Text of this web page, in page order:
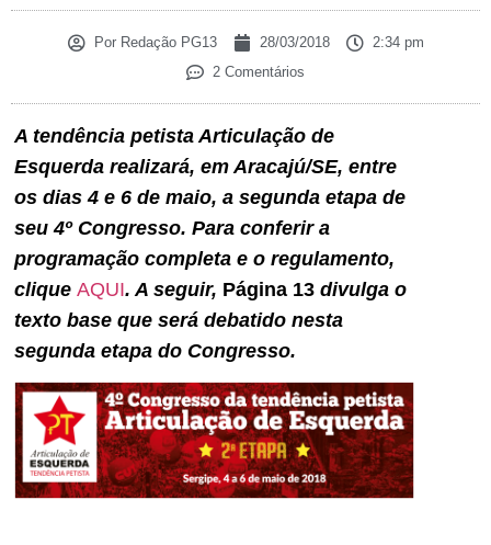
PorRedação PG13 28/03/2018
2:34 pm
2 Comentários
A tendência petista Articulação de
Esquerda realizará, em Aracajú/SE, entre
os dias 4 e 6 de maio, a segunda etapa de
seu 4º Congresso. Para conferir a
programação completa e o regulamento,
clique AQUI. A seguir, Página 13 divulga o
texto base que será debatido nesta
segunda etapa do Congresso.